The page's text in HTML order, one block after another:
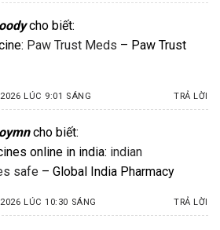
cho biết:
Paw Trust Meds – Paw Trust
LÚC 9:01 SÁNG TRẢ LỜI
cho biết:
online in india: indian
safe – Global India Pharmacy
LÚC 10:30 SÁNG TRẢ LỜI